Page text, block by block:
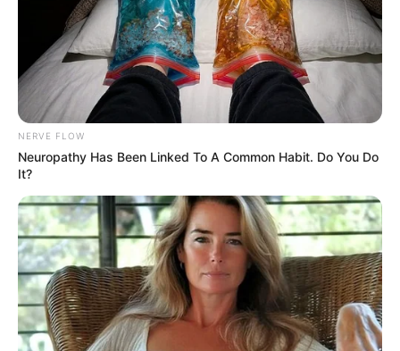
NERVE FLOW
Neuropathy Has Been Linked To A Common Habit. Do You Do
It?